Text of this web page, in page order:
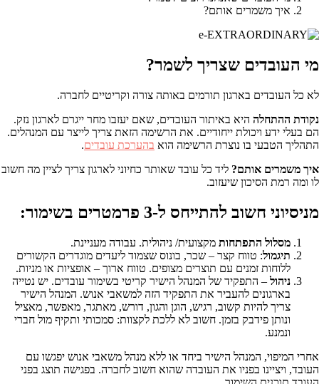
איך משמרים אותם?
מי העובדים שצריך לשמר?
לא כל העובדים בארגון תורמים באותה צורה וקריטיים לחברה.
נקודת ההתחלה היא באיתור העובדים, שאם יעזבו מחר ייגרם לארגון נזק.
הם בעלי ידע ויכולת ייחודיים. את הרשימה הזאת צריך לייצר עם המנהלים.
התהליך הטבעי בו נוצרת הרשימה הוא בהערכת עובדים.
איך משמרים אותם? ליד כל עובד שאותר כחיוני לארגון צריך לציין מה חשוב
לו ומה רמת הסיכון שיעזוב.
מניסיוני חשוב להתייחס ל-3 פרמטרים בשימור:
מסלול התפתחות מקצועית/ ניהולית. עבודה מעניינת.
תיגמול: טווח קצר – שכר, בונוס שצמוד ליעדים מוגדרים הקשורים
ללוחות זמנים עם תוצרים מצופים. טווח ארוך – אופציות או מניות.
ניהול – התפקיד של המנהל הישיר קריטי בשימור עובדים. יש נטייה
בארגונים להעביר את התפקיד הזה למשאבי אנוש. המנהל הישיר
צריך להיות קשוב, רגיש, הוגן והגון, דורש, מאתגר, מאפשר, מאציל
ונותן פידבק בזמן. חשוב לא ללכת לקצוות: סמכותי ותקיף מול חברי
ונמנע.
אחרי המיפוי, המנהל הישיר ביחד או ללא מנהל משאבי אנוש יפגשו עם
העובד, ויציינו בפניו את העובדה שהוא חשוב לחברה. בפגישה תוצג בפני